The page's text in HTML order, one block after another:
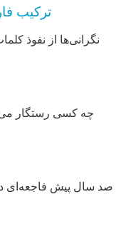
ترکیب
نگرانی‌ها از نفوذ
چه کسی رستگار
صد سال پیش فاجعه‌ای در